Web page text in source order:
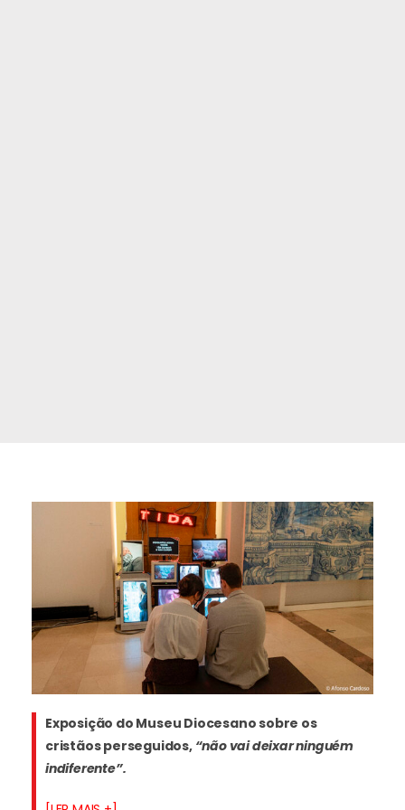
Exposição do Museu Diocesano sobre os
cristãos perseguidos, “não vai deixar ninguém
indiferente”.